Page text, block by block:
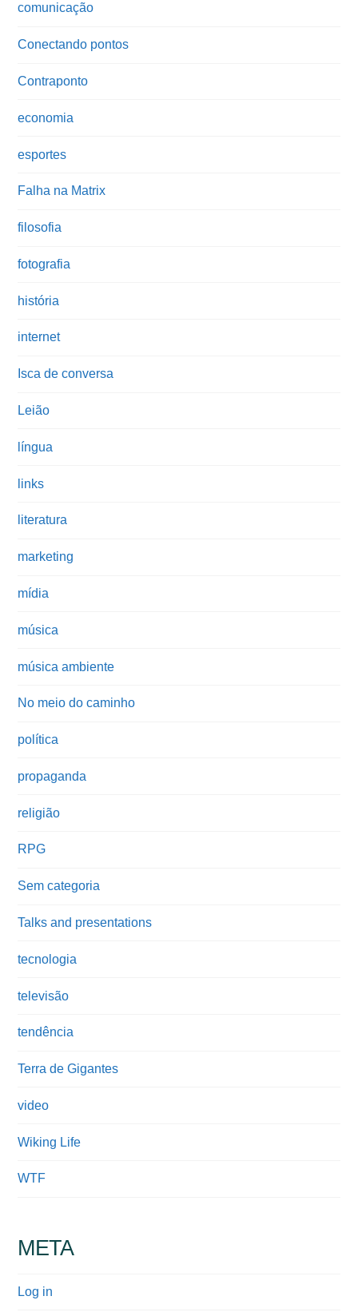
comunicação
Conectando pontos
Contraponto
economia
esportes
Falha na Matrix
filosofia
fotografia
história
internet
Isca de conversa
Leião
língua
links
literatura
marketing
mídia
música
música ambiente
No meio do caminho
política
propaganda
religião
RPG
Sem categoria
Talks and presentations
tecnologia
televisão
tendência
Terra de Gigantes
video
Wiking Life
WTF
META
Log in